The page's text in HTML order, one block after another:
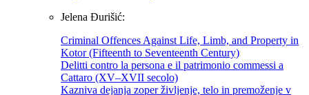
Jelena Đurišić:
Criminal Offences Against Life, Limb, and Property in
Kotor (Fifteenth to Seventeenth Century)
Delitti contro la persona e il patrimonio commessi a
Cattaro (XV–XVII secolo)
Kazniva dejanja zoper življenje, telo in premoženje v